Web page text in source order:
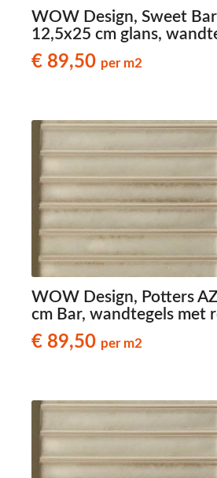
WOW Design, Sweet
12,5x25 cm glans,
reliëf
€ 89,50 per m2
WOW Design, Potters
cm Bar, wandtegels met
€ 89,50 per m2